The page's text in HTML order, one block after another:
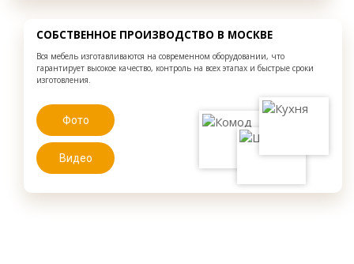
СОБСТВЕННОЕ ПРОИЗВОДСТВО В МОСКВЕ
Вся мебель изготавливаются на современном оборудовании, что
гарантирует высокое качество, контроль на всех этапах и быстрые сроки
изготовления.
Фото
Видео